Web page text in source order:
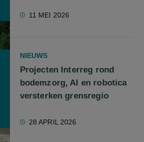
11 MEI 2026
NIEUWS
Projecten Interreg rond
bodemzorg, AI en robotica
versterken grensregio
28 APRIL 2026